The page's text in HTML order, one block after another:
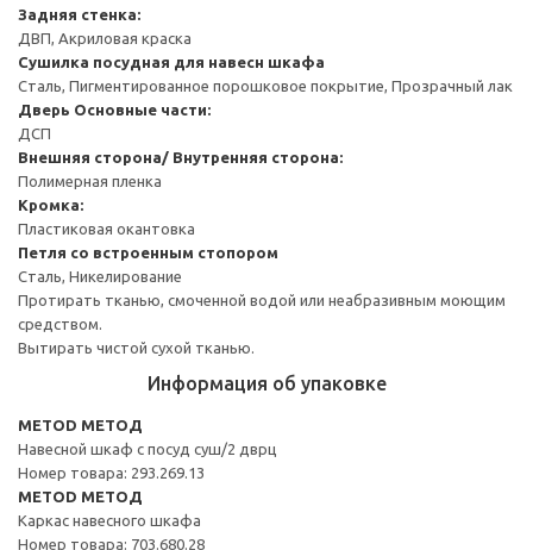
Задняя стенка:
ДВП, Акриловая краска
Сушилка посудная для навесн шкафа
Сталь, Пигментированное порошковое покрытие, Прозрачный лак
Дверь Основные части:
ДСП
Внешняя сторона/ Внутренняя сторона:
Полимерная пленка
Кромка:
Пластиковая окантовка
Петля со встроенным стопором
Сталь, Никелирование
Протирать тканью, смоченной водой или неабразивным моющим
средством.
Вытирать чистой сухой тканью.
Информация об упаковке
METOD МЕТОД
Навесной шкаф с посуд суш/2 дврц
Номер товара: 293.269.13
METOD МЕТОД
Каркас навесного шкафа
Номер товара: 703.680.28